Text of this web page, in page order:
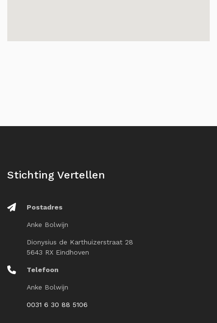
Stichting Vertellen
Postadres
Anke Bolwijn
Dionysius de Karthuizerstraat 28
5643 RX Eindhoven
Telefoon
Anke Bolwijn
0031 6 30 88 5106